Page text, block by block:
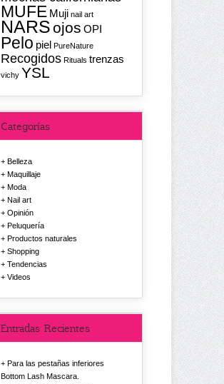
MUFE Muji nail art
NARSojos OPI
Pelo piel PureNature
Recogidos Rituals trenzas
vichy YSL
Categorías
Belleza
Maquillaje
Moda
Nail art
Opinión
Peluquería
Productos naturales
Shopping
Tendencias
Videos
Entradas Recientes
Para las pestañas inferiores
Bottom Lash Mascara.